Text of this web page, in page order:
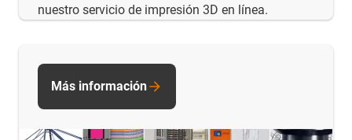
nuestro servicio de impresión 3D en línea.
Más información